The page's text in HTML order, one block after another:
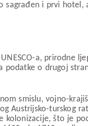
sagrađen i prvi
a, prirodne
o drugoj
smislu, vojno-
Austrijsko-turskog
kolonizacije, što je